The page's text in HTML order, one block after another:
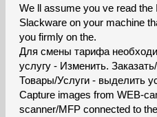
We ll assume you ve read the
Slackware on your machine
you firmly on the.
Для смены тарифа
услугу - Изменить.
Товары/Услуги - выделить
Capture images from WEB-
scanner/MFP connected to